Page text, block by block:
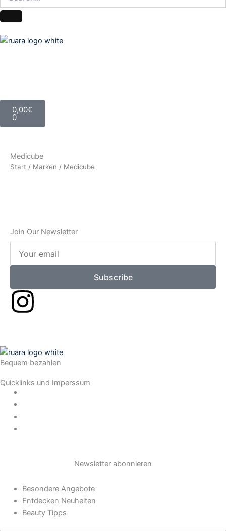
0,00€
0
Warenkorb
Medicube
Start / Marken / Medicube
Join Our Newsletter
email
Subscribe
I
s
t
a
m
Bequem bezahlen
Quicklinks und Imperssum
Newsletter abonnieren
Besondere Angebote
Entdecken Neuheiten
Beauty Tipps